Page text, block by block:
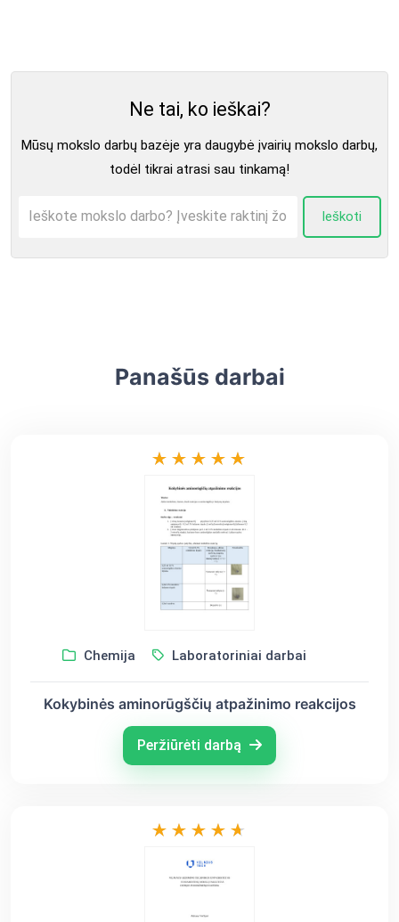
Ne tai, ko ieškai?
Mūsų mokslo darbų bazėje yra daugybė įvairių mokslo darbų,
todėl tikrai atrasi sau tinkamą!
Ieškoti
Panašūs darbai
Chemija Laboratoriniai darbai
Kokybinės aminorūgščių atpažinimo reakcijos
Peržiūrėti darbą